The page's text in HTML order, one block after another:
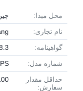
محل مبدا:
نام تجاری:
گواهینامه:
شماره مدل:
حداقل مقدار
سفارش: